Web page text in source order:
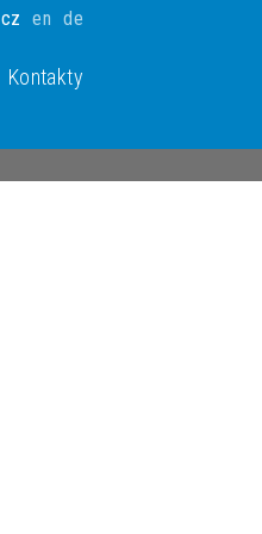
cz en de
Kontakty